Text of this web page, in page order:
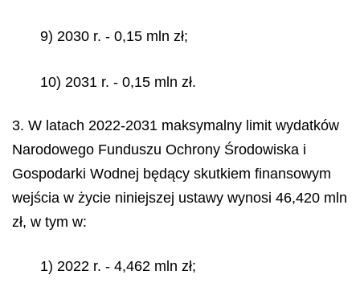
9) 2030 r. - 0,15 mln zł;
10) 2031 r. - 0,15 mln zł.
3. W latach 2022-2031 maksymalny limit wydatków
Narodowego Funduszu Ochrony Środowiska i
Gospodarki Wodnej będący skutkiem finansowym
wejścia w życie niniejszej ustawy wynosi 46,420 mln
zł, w tym w:
1) 2022 r. - 4,462 mln zł;